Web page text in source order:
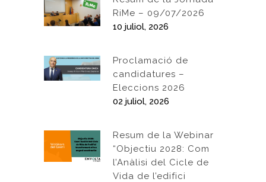
RiMe – 09/07/2026
10 juliol, 2026
Proclamació de
candidatures –
Eleccions 2026
02 juliol, 2026
Resum de la Webinar
“Objectiu 2028: Com
l’Anàlisi del Cicle de
Vida de l’edifici